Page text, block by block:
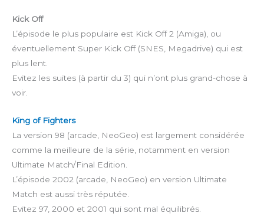
Kick Off
L’épisode le plus populaire est Kick Off 2 (Amiga), ou
éventuellement Super Kick Off (SNES, Megadrive) qui est
plus lent.
Evitez les suites (à partir du 3) qui n’ont plus grand-chose à
voir.
King of Fighters
La version 98 (arcade, NeoGeo) est largement considérée
comme la meilleure de la série, notamment en version
Ultimate Match/Final Edition.
L’épisode 2002 (arcade, NeoGeo) en version Ultimate
Match est aussi très réputée.
Evitez 97, 2000 et 2001 qui sont mal équilibrés.